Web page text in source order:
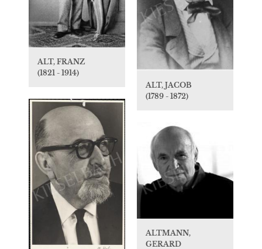
ALT, FRANZ
(1821 - 1914)
ALT, JACOB
(1789 - 1872)
ALTMANN,
GERARD